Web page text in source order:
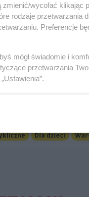
Mieczysława
Dla dzieci
wycofać klikając
rodzaje przetwarzania
Preferencje
mógł świadomie i
przetwarzania